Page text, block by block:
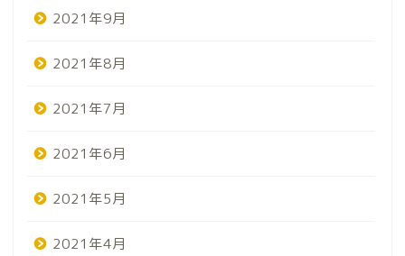
2021年9月
2021年8月
2021年7月
2021年6月
2021年5月
2021年4月